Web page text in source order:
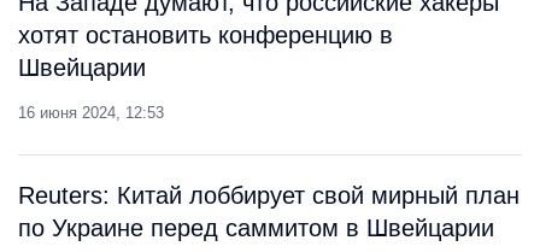
хотят остановить конференцию в
Швейцарии
16 июня 2024, 12:53
Reuters: Китай лоббирует свой мирный план
по Украине перед саммитом в Швейцарии